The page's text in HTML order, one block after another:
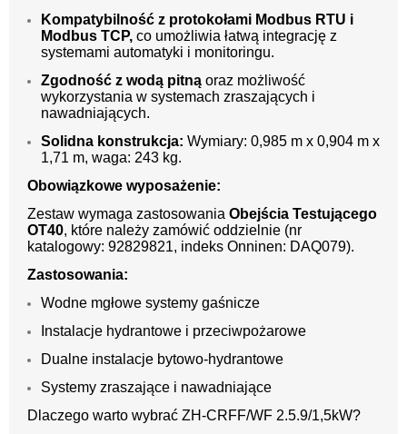
Kompatybilność z protokołami Modbus RTU i
Modbus TCP, co umożliwia łatwą integrację z
systemami automatyki i monitoringu.
Zgodność z wodą pitną oraz możliwość
wykorzystania w systemach zraszających i
nawadniających.
Solidna konstrukcja: Wymiary: 0,985 m x 0,904 m x
1,71 m, waga: 243 kg.
Obowiązkowe wyposażenie:
Zestaw wymaga zastosowania Obejścia Testującego
OT40, które należy zamówić oddzielnie (nr
katalogowy: 92829821, indeks Onninen: DAQ079).
Zastosowania:
Wodne mgłowe systemy gaśnicze
Instalacje hydrantowe i przeciwpożarowe
Dualne instalacje bytowo-hydrantowe
Systemy zraszające i nawadniające
Dlaczego warto wybrać ZH-CRFF/WF 2.5.9/1,5kW?